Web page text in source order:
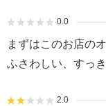
0.0
まずはこのお店の
ふさわしい、すっ
2.0